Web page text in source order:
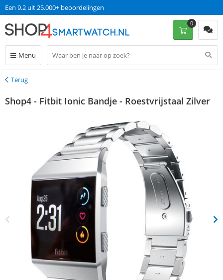
Een 9.2 uit 25.000+ beoordelingen
Menu
0
Terug
Terug
Shop4 - Fitbit Ionic Bandje - Roestvrijstaal Zilver